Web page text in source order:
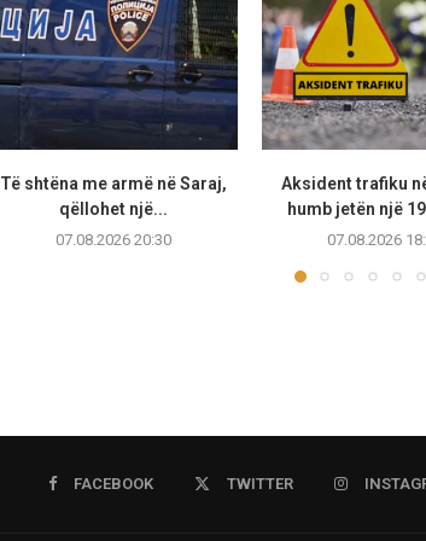
Të shtëna me armë në Saraj,
qëllohet një...
07.08.2026 20:30
Aksident trafiku
humb jetën një
07.08.2026
FACEBOOK TWITTER